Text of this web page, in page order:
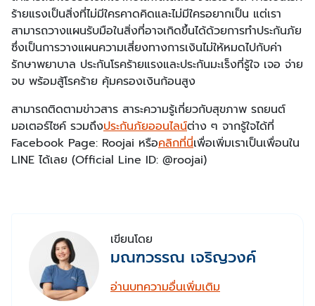
ร้ายแรงเป็นสิ่งที่ไม่มีใครคาดคิดและไม่มีใครอยากเป็น แต่เรา
สามารถวางแผนรับมือในสิ่งที่อาจเกิดขึ้นได้ด้วยการทำประกันภัย
ซึ่งเป็นการวางแผนความเสี่ยงทางการเงินไม่ให้หมดไปกับค่า
รักษาพยาบาล ประกันโรคร้ายแรงและประกันมะเร็งที่รู้ใจ เจอ จ่าย
จบ พร้อมสู้โรคร้าย คุ้มครองเงินก้อนสูง
สามารถติดตามข่าวสาร สาระความรู้เกี่ยวกับสุขภาพ รถยนต์
มอเตอร์ไซค์ รวมถึงประกันภัยออนไลน์ต่าง ๆ จากรู้ใจได้ที่
Facebook Page: Roojai หรือคลิกที่นี่เพื่อเพิ่มเราเป็นเพื่อนใน
LINE ได้เลย (Official Line ID: @roojai)
เขียนโดย
มณฑวรรณ เจริญวงค์
อ่านบทความอื่นเพิ่มเติม